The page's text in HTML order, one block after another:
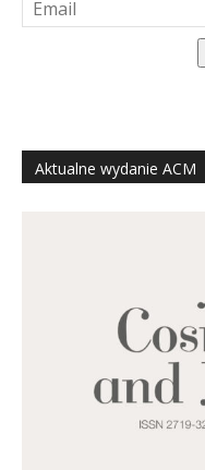
Aktualne wydanie ACM